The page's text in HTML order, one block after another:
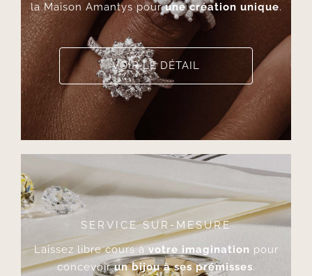
la Maison Amantys pourune création unique.
VOIR LE DÉTAIL
SERVICE SUR-MESURE
Laissez libre cours à votre imagination pour
concevoirun bijou à ses prémisses.